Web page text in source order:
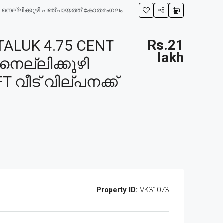
നെല്ലിക്കുഴി പഞ്ചായത്ത് കോതമംഗലം
4.75 CENT
നെല്ലിക്കുഴി
വീട് വില്പനക്ക്
Rs.21
lakh
Property ID: VK31073